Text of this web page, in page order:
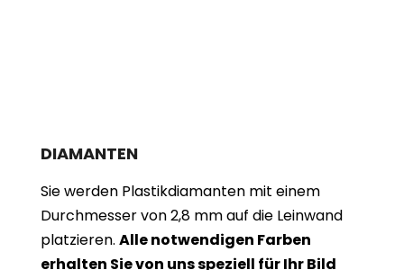
DIAMANTEN
Sie werden Plastikdiamanten mit einem
Durchmesser von 2,8 mm auf die Leinwand
platzieren. Alle notwendigen Farben
erhalten Sie von uns speziell für Ihr Bild